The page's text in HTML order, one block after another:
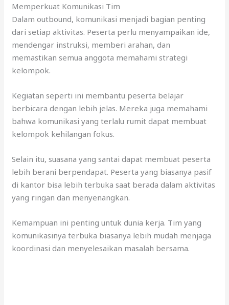
Memperkuat Komunikasi Tim
Dalam outbound, komunikasi menjadi bagian penting
dari setiap aktivitas. Peserta perlu menyampaikan ide,
mendengar instruksi, memberi arahan, dan
memastikan semua anggota memahami strategi
kelompok.
Kegiatan seperti ini membantu peserta belajar
berbicara dengan lebih jelas. Mereka juga memahami
bahwa komunikasi yang terlalu rumit dapat membuat
kelompok kehilangan fokus.
Selain itu, suasana yang santai dapat membuat peserta
lebih berani berpendapat. Peserta yang biasanya pasif
di kantor bisa lebih terbuka saat berada dalam aktivitas
yang ringan dan menyenangkan.
Kemampuan ini penting untuk dunia kerja. Tim yang
komunikasinya terbuka biasanya lebih mudah menjaga
koordinasi dan menyelesaikan masalah bersama.